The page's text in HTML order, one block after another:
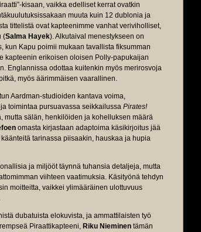
kisaan, vaikka edelliset kerrat ovatkin
muuta kuin 12 dublonia ja
tittelistä ovat kapteenimme vanhat veriviholliset,
(Salma Hayek). Alkutaival menestykseen on
kun Kapu poimii mukaan tavallista fiksumman
kapteenin erikoisen oloisen Polly-papukaijan
Englannissa odottaa kuitenkin myös merirosvoja
myös äärimmäisen vaarallinen.
Aardman-studioiden kantava voima,
toimintaa pursuavassa seikkailussa Pirates!
mutta sälän, henkilöiden ja kohelluksen määrä
omasta kirjastaan adaptoima käsikirjoitus jää
tarinassa piisaakin, hauskaa ja hupia
ja miljööt täynnä tuhansia detaljeja, mutta
viihteen vaatimuksia. Käsityönä tehdyn
moitteitta, vaikkei ylimääräinen ulottuvuus
dubatuista elokuvista, ja ammattilaisten työ
Piraattikapteeni, Riku Nieminen tämän